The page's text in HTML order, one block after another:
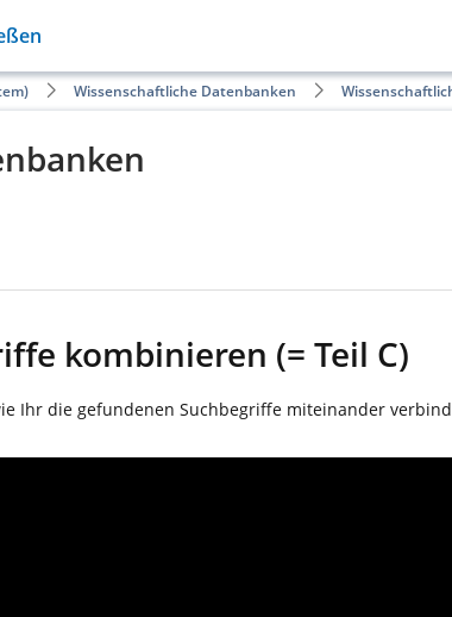
Wissenschaftliche Datenbanken
kombinieren (= Teil C)
die gefundenen Suchbegriffe miteinander